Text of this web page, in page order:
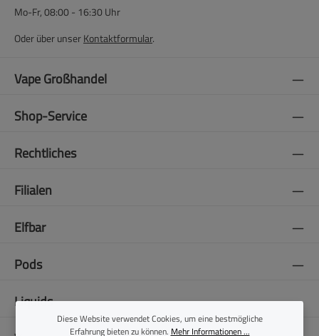
Mo-Fr, 08:00 - 16:30 Uhr
Oder über unserKontaktformular.
Vape Großhandel
Shop-Service
Rechtliches
Filialen
Elfbar
Pods
Liquids
Diese Website verwendet Cookies, um eine bestmögliche
Erfahrung bieten zu können. Mehr Informationen ...